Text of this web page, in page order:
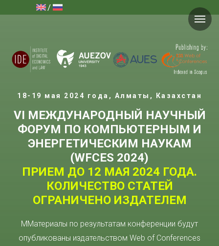
/
18-19 мая 2024 года, Алматы, Казахстан
VI МЕЖДУНАРОДНЫЙ НАУЧНЫЙ
ФОРУМ ПО КОМПЬЮТЕРНЫМ И
ЭНЕРГЕТИЧЕСКИМ НАУКАМ
(WFCES 2024)
ПРИЕМ ДО 12 МАЯ 2024 ГОДА.
КОЛИЧЕСТВО СТАТЕЙ
ОГРАНИЧЕНО ИЗДАТЕЛЕМ
ММатериалы по результатам конференции будут
опубликованы издательством Web of Conferences